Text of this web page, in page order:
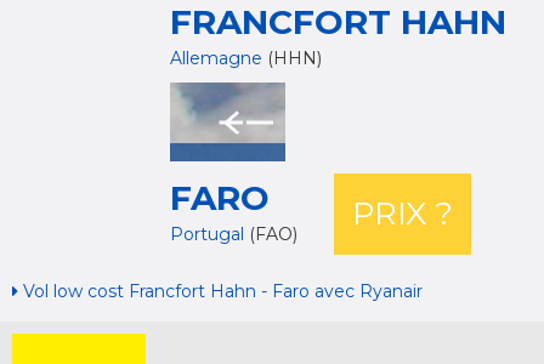
FRANCFORT HAHN
Allemagne (HHN)
FARO
Portugal (FAO)
PRIX ?
Vol low cost Francfort Hahn - Faro avec Ryanair